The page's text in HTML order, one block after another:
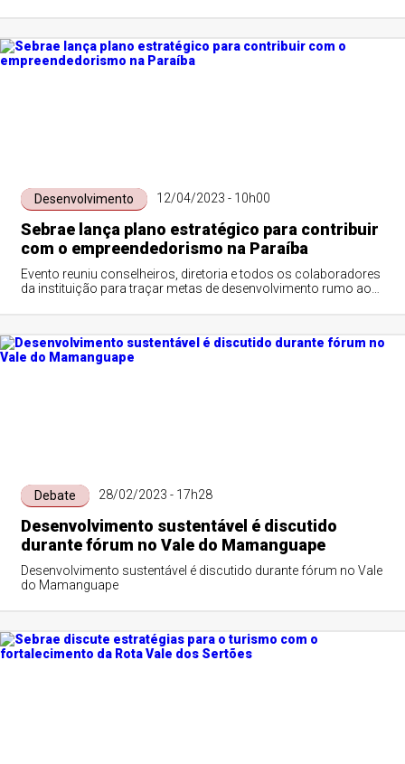
Desenvolvimento 12/04/2023 - 10h00
Sebrae lança plano estratégico para contribuir
com o empreendedorismo na Paraíba
Evento reuniu conselheiros, diretoria e todos os colaboradores
da instituição para traçar metas de desenvolvimento rumo aos
Debate 28/02/2023 - 17h28
Desenvolvimento sustentável é discutido
durante fórum no Vale do Mamanguape
Desenvolvimento sustentável é discutido durante fórum no Vale
do Mamanguape